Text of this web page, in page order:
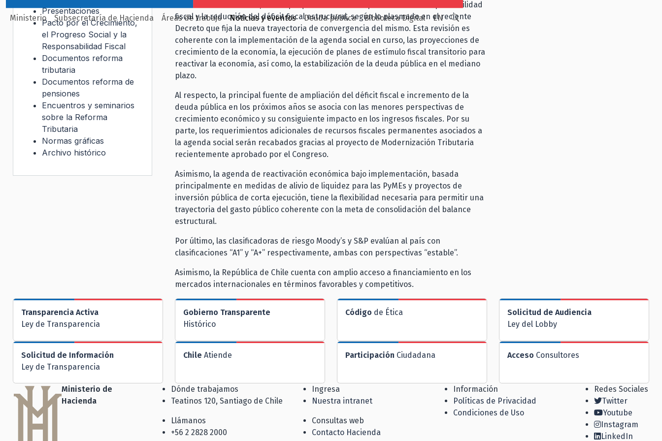
Ministerio Subsecretaría de Hacienda Áreas de trabajo Noticias y eventos Deuda pública Biblioteca Digital EN
crecimiento económico, al tiempo que reitera su compromiso con la responsabilidad
fiscal y la reducción del déficit fiscal estructural, según lo plasmado en el reciente
Decreto que fija la nueva trayectoria de convergencia del mismo. Esta revisión es
coherente con la implementación de la agenda social en curso, las proyecciones de
crecimiento de la economía, la ejecución de planes de estímulo fiscal transitorio para
reactivar la economía, así como, la estabilización de la deuda pública en el mediano
plazo.
Al respecto, la principal fuente de ampliación del déficit fiscal e incremento de la
deuda pública en los próximos años se asocia con las menores perspectivas de
crecimiento económico y su consiguiente impacto en los ingresos fiscales. Por su
parte, los requerimientos adicionales de recursos fiscales permanentes asociados a
la agenda social serán recabados gracias al proyecto de Modernización Tributaria
recientemente aprobado por el Congreso.
Asimismo, la agenda de reactivación económica bajo implementación, basada
principalmente en medidas de alivio de liquidez para las PyMEs y proyectos de
inversión pública de corta ejecución, tiene la flexibilidad necesaria para permitir una
trayectoria del gasto público coherente con la meta de consolidación del balance
estructural.
Por último, las clasificadoras de riesgo Moody’s y S&P evalúan al país con
clasificaciones “A1” y “A+” respectivamente, ambas con perspectivas “estable”.
Asimismo, la República de Chile cuenta con amplio acceso a financiamiento en los
mercados internacionales en términos favorables y competitivos.
Presentaciones
Pacto por el Crecimiento,
el Progreso Social y la
Responsabilidad Fiscal
Documentos reforma
tributaria
Documentos reforma de
pensiones
Encuentros y seminarios
sobre la Reforma
Tributaria
Normas gráficas
Archivo histórico
Transparencia Activa
Ley de Transparencia
Gobierno Transparente
Histórico
Código de Ética
Solicitud de Audiencia
Ley del Lobby
Solicitud de Información
Ley de Transparencia
Chile Atiende Participación Ciudadana Acceso Consultores
Ministerio de
Hacienda
Dónde trabajamos
Teatinos 120, Santiago de Chile
Llámanos
+56 2 2828 2000
Ingresa
Nuestra intranet
Consultas web
Contacto Hacienda
Información
Políticas de Privacidad
Condiciones de Uso
Redes Sociales
Twitter
Youtube
Instagram
LinkedIn